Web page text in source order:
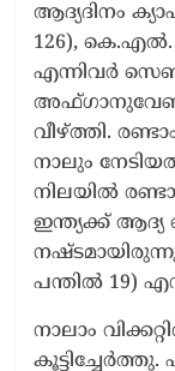
ആദ്യദിനം
126), കെ.എൽ.
എന്നിവർ
വീഴ്ത്തി.
നാലും
നിലയിൽ
ഇന്ത്യക്ക് ആദ്യ
പന്തിൽ 19)
നാലാം
കൂട്ടിച്ചേർത്തു.